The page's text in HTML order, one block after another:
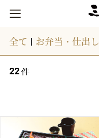
全て | お弁当・仕出し
22 件